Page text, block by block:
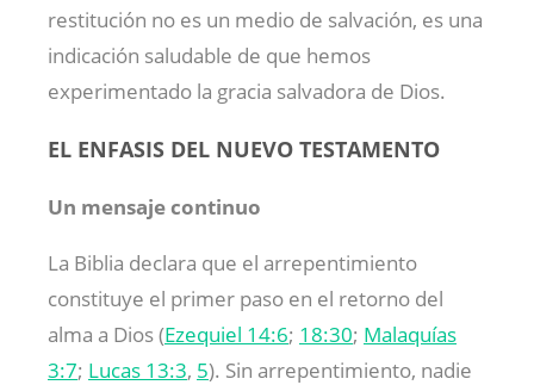
restitución no es un medio de salvación, es una
indicación saludable de que hemos
experimentado la gracia salvadora de Dios.
EL ENFASIS DEL NUEVO TESTAMENTO
Un mensaje continuo
La Biblia declara que el arrepentimiento
constituye el primer paso en el retorno del
alma a Dios (Ezequiel 14:6; 18:30; Malaquías
3:7; Lucas 13:3, 5). Sin arrepentimiento, nadie